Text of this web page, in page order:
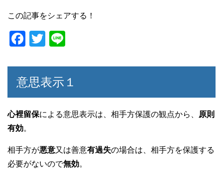
この記事をシェアする！
F
c
e
b
o
o
k
T
tt
er
e
意思表示１
心裡留保による意思表示は、相手方保護の観点から、
原則
有効。
相手方が悪意又は善意有過失の場合は、相手方を保護する
必要がないので無効。